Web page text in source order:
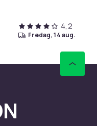
4,2
fredag, 14 aug.